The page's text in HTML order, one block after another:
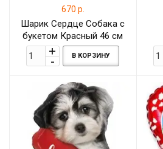
670 р.
Шарик Сердце Собака с
букетом Красный 46 см
В КОРЗИНУ